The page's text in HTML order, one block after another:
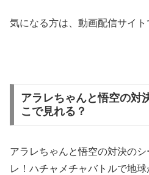
気になる方は、動画配信サイト
アラレちゃんと悟空の対
こで見れる？
アラレちゃんと悟空の対決の
レ！ハチャメチャバトルで地